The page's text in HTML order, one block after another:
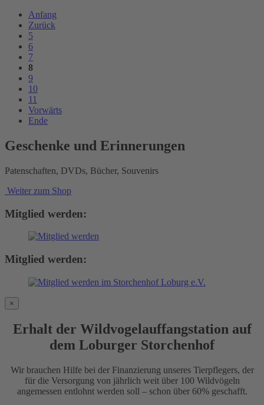
Anfang
Zurück
5
6
7
8
9
10
11
Vorwärts
Ende
Geschenke und Erinnerungen
Patenschaften, DVDs, Bücher, Souvenirs
Weiter zum Shop
Mitglied werden:
Mitglied werden:
×
Erhalt der Wildvogelauffangstation auf
dem Loburger Storchenhof
Wir brauchen Hilfe bei der Finanzierung unseres Tierpflegers, der
für die Versorgung von jährlich weit über 100 Wildvögeln
angemessen entlohnt werden soll – schon über 60% geschafft.